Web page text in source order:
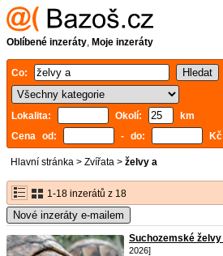
Oblíbené inzeráty, Moje inzeráty
Co:
Lokalita: Okolí:
km
Cena od:
- do: Kč
Hlavní stránka > Zvířata > želvy a
1-18 inzerátů z 18
Nové inzeráty e-mailem
Suchozemské želvy
2026]